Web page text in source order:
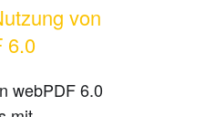
von
6.0
webPDF 6.0